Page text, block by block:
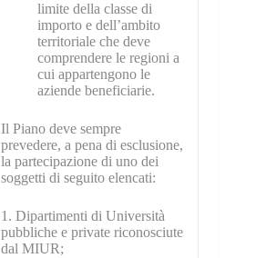
limite della classe di
importo e dell’ambito
territoriale che deve
comprendere le regioni a
cui appartengono le
aziende beneficiarie.
Il Piano deve sempre
prevedere, a pena di esclusione,
la partecipazione di uno dei
soggetti di seguito elencati:
1. Dipartimenti di Università
pubbliche e private riconosciute
dal MIUR;